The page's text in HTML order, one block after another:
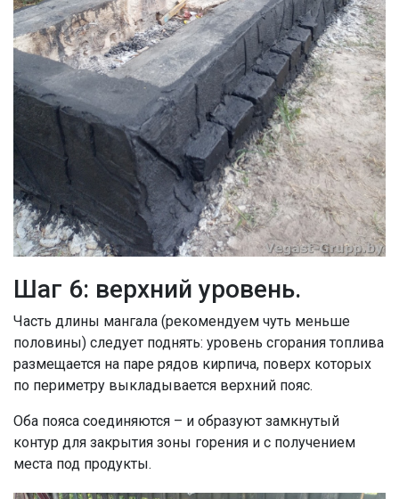
Шаг 6: верхний уровень.
Часть длины мангала (рекомендуем чуть меньше
половины) следует поднять: уровень сгорания топлива
размещается на паре рядов кирпича, поверх которых
по периметру выкладывается верхний пояс.
Оба пояса соединяются – и образуют замкнутый
контур для закрытия зоны горения и с получением
места под продукты.